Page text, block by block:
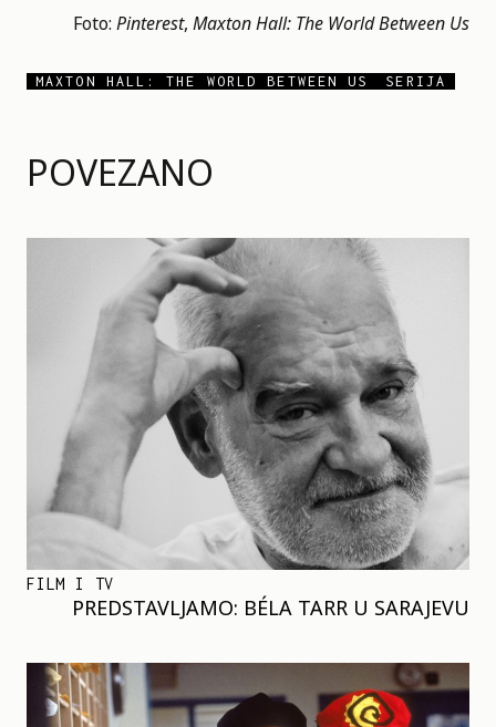
POVEZANO
FILM I TV
PREDSTAVLJAMO: BÉLA TARR U SARAJEVU
Foto: Pinterest, Maxton Hall: The World Between Us
MAXTON HALL: THE WORLD BETWEEN US SERIJA